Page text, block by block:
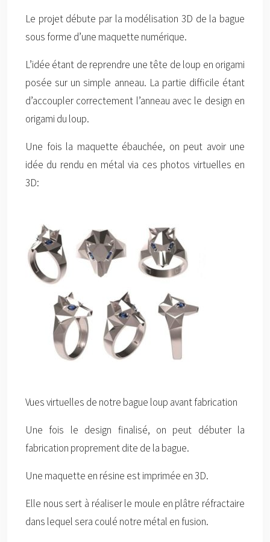
Le projet débute par la modélisation 3D de la bague
sous forme d’une maquette numérique.
L’idée étant de reprendre une tête de loup en origami
posée sur un simple anneau. La partie difficile étant
d’accoupler correctement l’anneau avec le design en
origami du loup.
Une fois la maquette ébauchée, on peut avoir une
idée du rendu en métal via ces photos virtuelles en
3D:
Vues virtuelles de notre bague loup avant fabrication
Une fois le design finalisé, on peut débuter la
fabrication proprement dite de la bague.
Une maquette en résine est imprimée en 3D.
Elle nous sert à réaliser le moule en plâtre réfractaire
dans lequel sera coulé notre métal en fusion.